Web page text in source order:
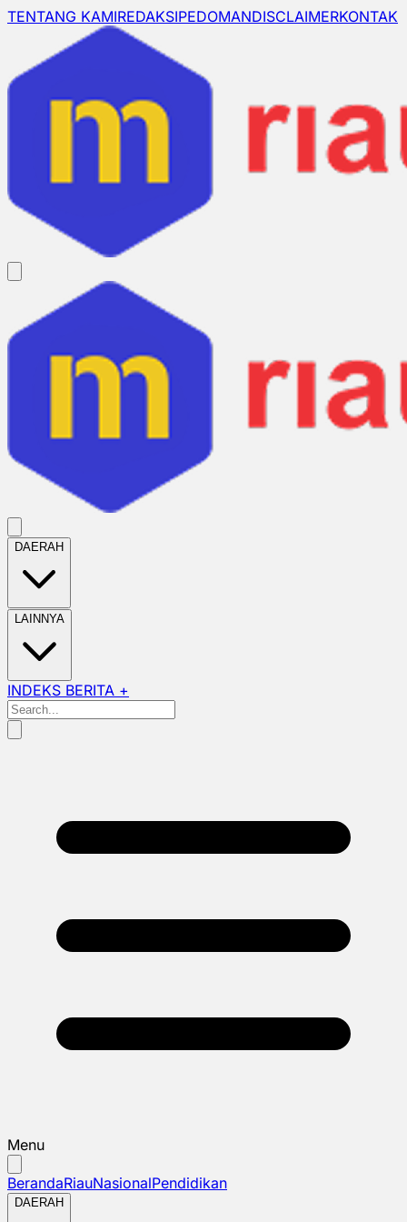
TENTANG KAMIREDAKSIPEDOMANDISCLAIMERKONTAK
DAERAH
LAINNYA
INDEKS BERITA +
Menu
BerandaRiauNasionalPendidikan
DAERAH